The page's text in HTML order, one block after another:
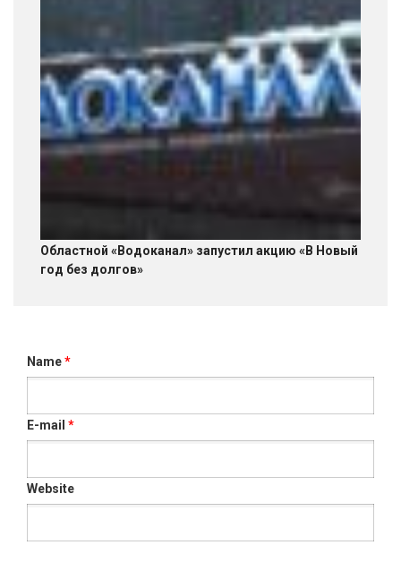
Областной «Водоканал» запустил акцию «В Новый
год без долгов»
Name*
E-mail *
Website